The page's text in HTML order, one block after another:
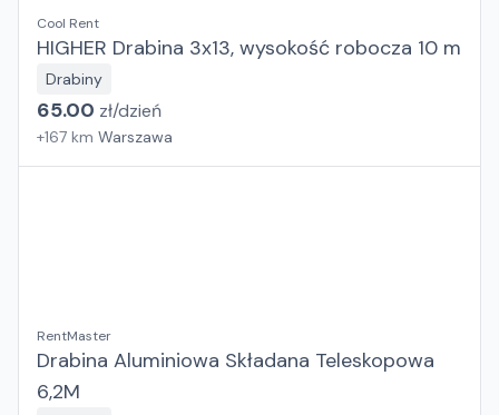
Cool Rent
HIGHER Drabina 3x13, wysokość robocza 10 m
Drabiny
65.00 zł/dzień
+167 km Warszawa
RentMaster
Drabina Aluminiowa Składana Teleskopowa
6,2M